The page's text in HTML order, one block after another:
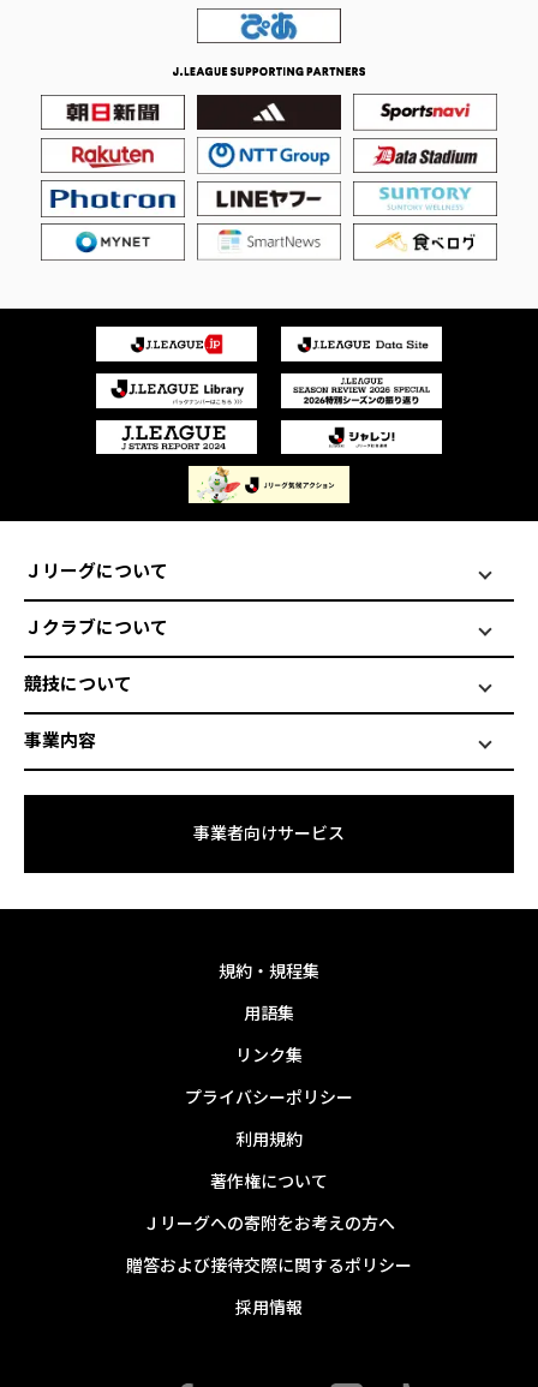
Ｊリーグについて
Ｊクラブについて
競技について
事業内容
事業者向けサービス
規約・規程集
用語集
リンク集
プライバシーポリシー
利用規約
著作権について
Ｊリーグへの寄附をお考えの方へ
贈答および接待交際に関するポリシー
採用情報